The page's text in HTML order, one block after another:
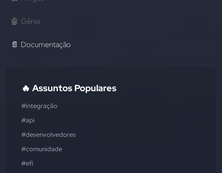
🤖 Gênia
📄 Documentação
🔥 Assuntos Populares
#integração
#api
#desenvolvedores
#comunidade
#efí